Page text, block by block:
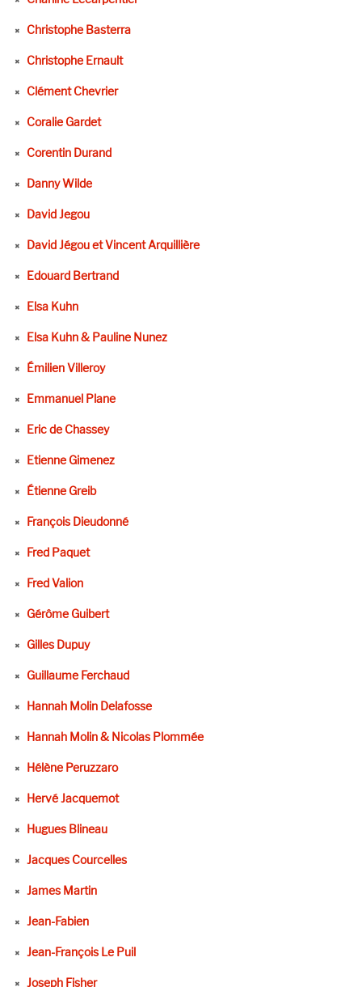
Christophe Basterra
Christophe Ernault
Clément Chevrier
Coralie Gardet
Corentin Durand
Danny Wilde
David Jegou
David Jégou et Vincent Arquillière
Edouard Bertrand
Elsa Kuhn
Elsa Kuhn & Pauline Nunez
Émilien Villeroy
Emmanuel Plane
Eric de Chassey
Etienne Gimenez
Étienne Greib
François Dieudonné
Fred Paquet
Fred Valion
Gérôme Guibert
Gilles Dupuy
Guillaume Ferchaud
Hannah Molin Delafosse
Hannah Molin & Nicolas Plommée
Hélène Peruzzaro
Hervé Jacquemot
Hugues Blineau
Jacques Courcelles
James Martin
Jean-Fabien
Jean-François Le Puil
Joseph Fisher